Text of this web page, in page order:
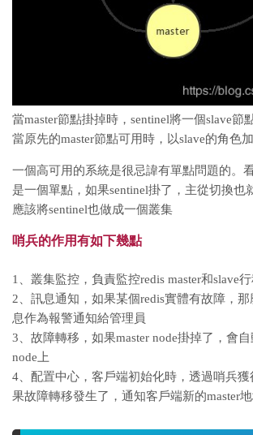
當master節點掛掉時，sentinel將一個slave節
當原先的master節點可用時，以slave的角色加
一個高可用的系統是很忌諱有單點問題的。
是一個單點，如果sentinel掛了，主從切換也
應該將sentinel也做成一個叢集
哨兵的作用有如下幾點
1、叢集監控，負責監控redis master和slave
2、訊息通知，如果某個redis實體有故障，
息作為報警通知給管理員
3、故障轉移，如果master node掛掉了，會
node上
4、配置中心，客戶端初始化時，透過哨兵獲
果故障轉移發生了，通知客戶端新的master